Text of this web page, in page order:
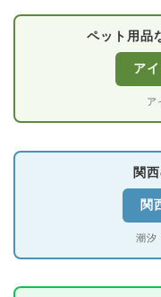
ペット用品
ア
ア
関
関
潮汐